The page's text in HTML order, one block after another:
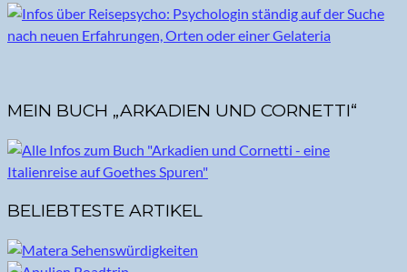
MEIN BUCH „ARKADIEN UND CORNETTI“
BELIEBTESTE ARTIKEL